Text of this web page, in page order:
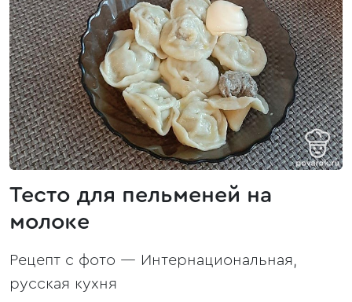
Тесто для пельменей на
молоке
Рецепт с фото — Интернациональная,
русская кухня